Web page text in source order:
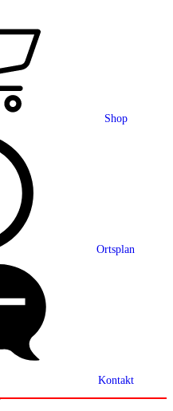
Shop
Ortsplan
Kontakt